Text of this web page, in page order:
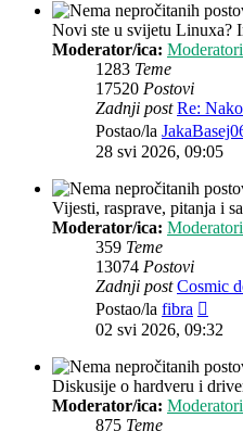
Novi ste u svijetu Linuxa?
Moderator/ica:
1283 Teme
17520 Postovi
Zadnji post Re:
Postao/la
28 svi 2026, 09:05
Vijesti, rasprave, pitanja i
Moderator/ica:
359 Teme
13074 Postovi
Zadnji post Cosmic
Postao/la fibra
post
02 svi 2026, 09:32
Diskusije o hardveru i
Moderator/ica:
875 Teme